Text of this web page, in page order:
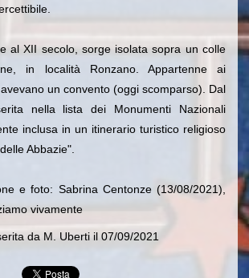
al XII secolo, sorge isolata sopra un colle
in località Ronzano. Appartenne ai
un convento (oggi scomparso). Dal
nella lista dei Monumenti Nazionali
inclusa in un itinerario turistico religioso
Abbazie".
e foto: Sabrina Centonze (13/08/2021),
vivamente
da M. Uberti il 07/09/2021